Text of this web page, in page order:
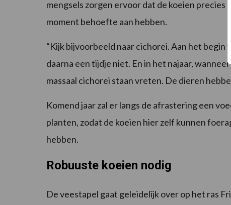
mengsels zorgen ervoor dat de koeien precies
moment behoefte aan hebben.
“Kijk bijvoorbeeld naar cichorei. Aan het
daarna een tijdje niet. En in het najaar,
massaal cichorei staan vreten. De dieren
Komend jaar zal er langs de afrastering een
planten, zodat de koeien hier zelf kunnen
hebben.
Robuuste koeien nodig
De veestapel gaat geleidelijk over op het ras